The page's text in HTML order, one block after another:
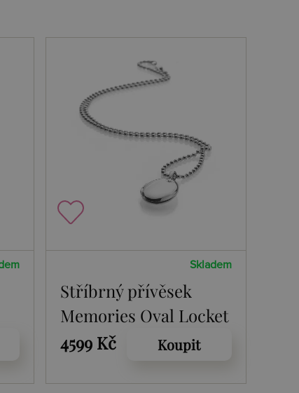
Skladem
Stříbrný přívěsek
Memories Oval Locket
4599 Kč
Koupit